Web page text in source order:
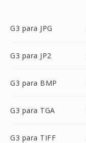
G3 para JPG
G3 para JP2
G3 para BMP
G3 para TGA
G3 para TIFF